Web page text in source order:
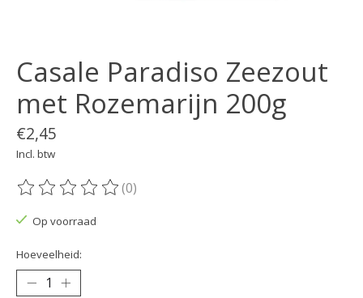
Casale Paradiso Zeezout
met Rozemarijn 200g
€2,45
Incl. btw
De beoordeling van dit product is
(0)
Op voorraad
Hoeveelheid: